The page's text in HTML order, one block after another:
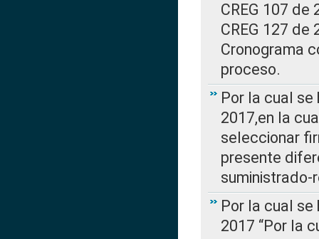
CREG 107
CREG 127 de
Cronograma
proceso.
Por la cual se
2017,en la
seleccionar
presente
Por la cual se
2017 “Por la